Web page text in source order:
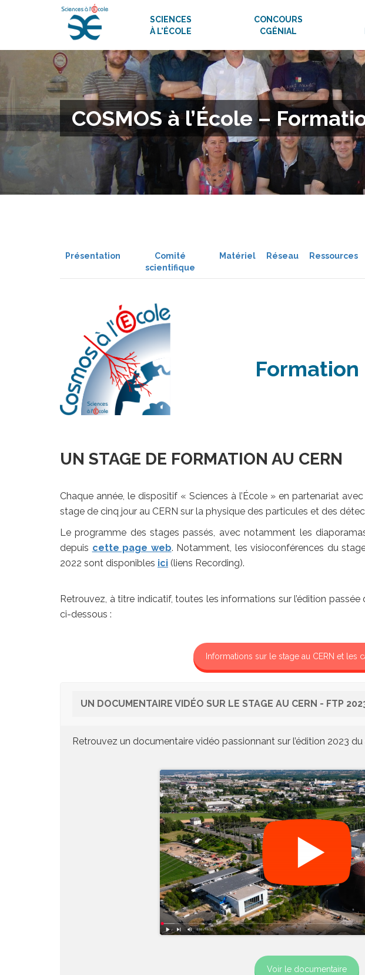
SCIENCES
À L'ÉCOLE
CONCOURS
CGÉNIAL
COSMOS à l’École –
Présentation
Comité
scientifique
Matériel Réseau Ressources
Formation
UN STAGE DE FORMATION AU CERN
Chaque année, le dispositif « Sciences à l’École » en partenariat
stage de cinq jour au CERN sur la physique des particules et des
Le programme des stages passés, avec notamment les
depuis cette page web. Notamment, les visioconférences du
2022 sont disponibles ici (liens Recording).
Retrouvez, à titre indicatif, toutes les informations sur l’édition
ci-dessous :
Informations sur le stage au CERN et les
UN DOCUMENTAIRE VIDÉO SUR LE STAGE AU CERN - FTP
Retrouvez un documentaire vidéo passionnant sur l’édition 2023
Voir le documentaire